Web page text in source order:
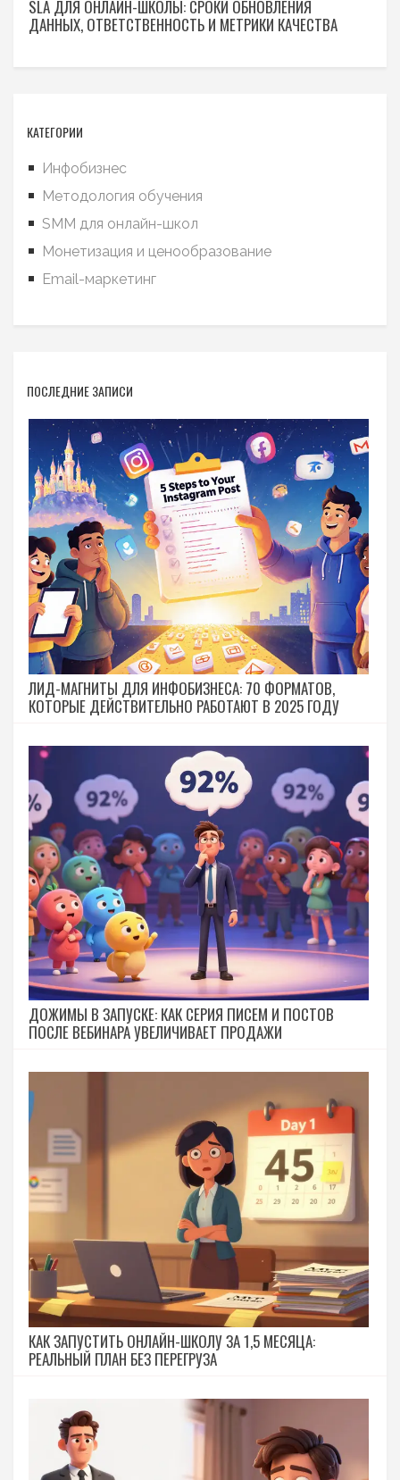
SLA ДЛЯ ОНЛАЙН-ШКОЛЫ: СРОКИ ОБНОВЛЕНИЯ
ДАННЫХ, ОТВЕТСТВЕННОСТЬ И МЕТРИКИ КАЧЕСТВА
КАТЕГОРИИ
Инфобизнес
Методология обучения
SMM для онлайн-школ
Монетизация и ценообразование
Email-маркетинг
ПОСЛЕДНИЕ ЗАПИСИ
ЛИД-МАГНИТЫ ДЛЯ ИНФОБИЗНЕСА: 70 ФОРМАТОВ,
КОТОРЫЕ ДЕЙСТВИТЕЛЬНО РАБОТАЮТ В 2025 ГОДУ
ДОЖИМЫ В ЗАПУСКЕ: КАК СЕРИЯ ПИСЕМ И ПОСТОВ
ПОСЛЕ ВЕБИНАРА УВЕЛИЧИВАЕТ ПРОДАЖИ
КАК ЗАПУСТИТЬ ОНЛАЙН-ШКОЛУ ЗА 1,5 МЕСЯЦА:
РЕАЛЬНЫЙ ПЛАН БЕЗ ПЕРЕГРУЗА